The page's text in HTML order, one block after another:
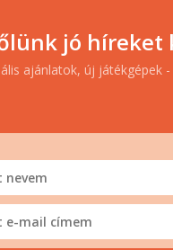
jó híreket
ajánlatok, új játékgépek